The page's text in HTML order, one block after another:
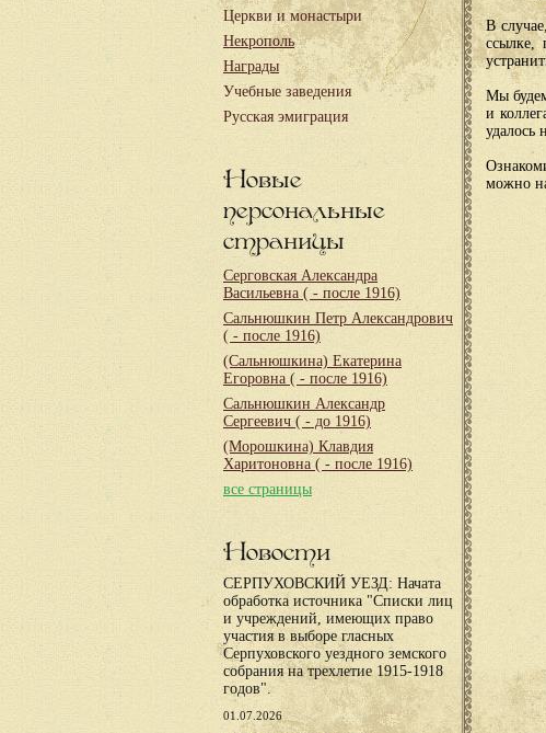
Церкви и монастыри
Некрополь
Награды
Учебные заведения
Русская эмиграция
Новые
персональные
страницы
Серговская Александра
Васильевна ( - после 1916)
Сальнюшкин Петр Александрович
( - после 1916)
(Сальнюшкина) Екатерина
Егоровна ( - после 1916)
Сальнюшкин Александр
Сергеевич ( - до 1916)
(Морошкина) Клавдия
Харитоновна ( - после 1916)
все страницы
Новости
СЕРПУХОВСКИЙ УЕЗД: Начата
обработка источника "Списки лиц
и учреждений, имеющих право
участия в выборе гласных
Серпуховского уездного земского
собрания на трехлетие 1915-1918
годов".
01.07.2026
В
ссылке,
Мы
и
удалось
можно